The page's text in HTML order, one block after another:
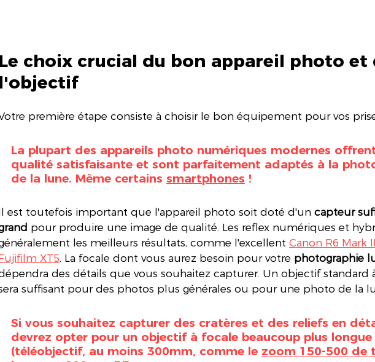
Le choix crucial du bon appareil photo
l'objectif
première étape consiste à choisir le bon équipement pour vos
La plupart des appareils photo numériques modernes
qualité satisfaisante et sont parfaitement adaptés à la
de la lune. Même certains smartphones !
est toutefois important que l'appareil photo soit doté d'un capteur
pour produire une image de qualité. Les reflex numériques et
les meilleurs résultats, comme l'excellent Canon R6 Mark
XT5. La focale dont vous aurez besoin pour votre photographie
des détails que vous souhaitez capturer. Un objectif standard
suffisant pour des photos plus générales ou pour une photo de la
Si vous souhaitez capturer des cratères et des reliefs en
devrez opter pour un objectif à focale beaucoup plus longue
(téléobjectif, au moins 300mm, comme le zoom 150-500 de